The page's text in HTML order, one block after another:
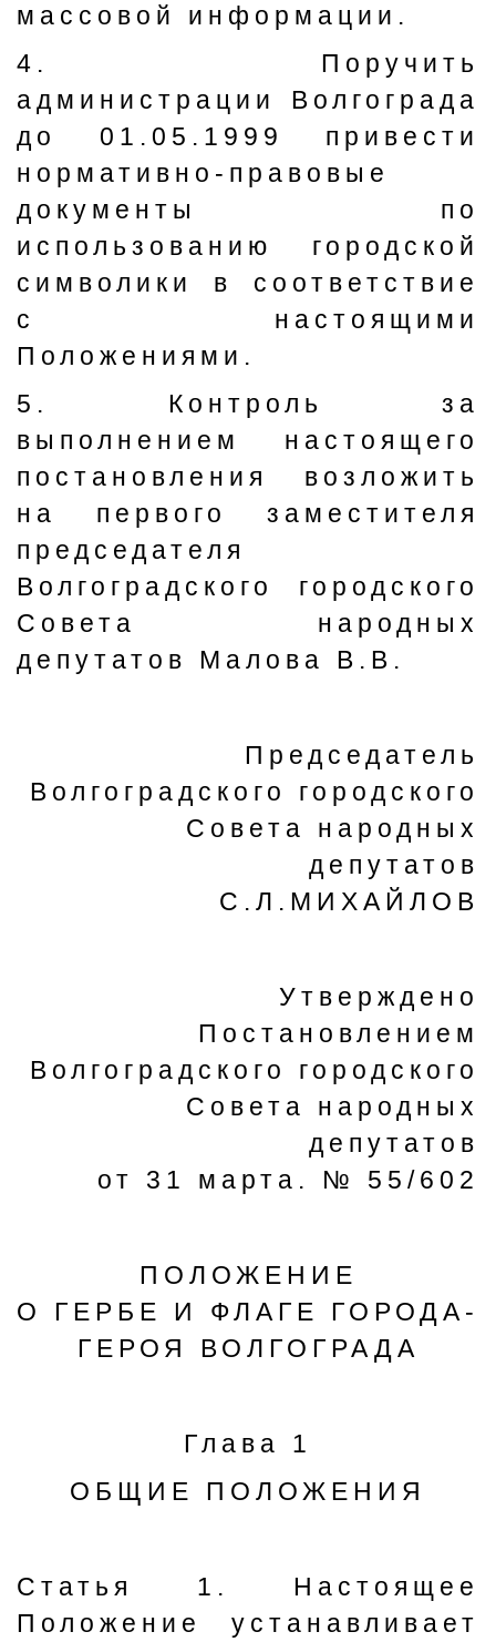
массовой информации.
4. Поручить
администрации Волгограда
до 01.05.1999 привести
нормативно-правовые
документы по
использованию городской
символики в соответствие
с настоящими
Положениями.
5. Контроль за
выполнением настоящего
постановления возложить
на первого заместителя
председателя
Волгоградского городского
Совета народных
депутатов Малова В.В.
Председатель
Волгоградского городского
Совета народных
депутатов
С.Л.МИХАЙЛОВ
Утверждено
Постановлением
Волгоградского городского
Совета народных
депутатов
от 31 марта. № 55/602
ПОЛОЖЕНИЕ
О ГЕРБЕ И ФЛАГЕ ГОРОДА-
ГЕРОЯ ВОЛГОГРАДА
Глава 1
ОБЩИЕ ПОЛОЖЕНИЯ
Статья 1. Настоящее
Положение устанавливает